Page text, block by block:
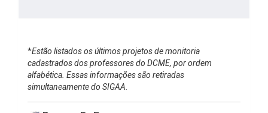
*Estão listados os últimos projetos de monitoria
cadastrados dos professores do DCME, por ordem
alfabética. Essas informações são retiradas
simultaneamente do SIGAA.